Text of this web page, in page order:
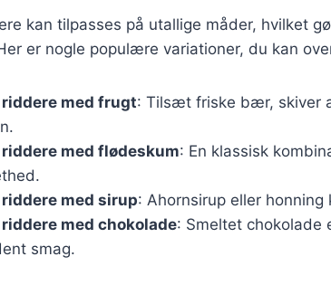
kan tilpasses på utallige måder, hvilket
er nogle populære variationer, du kan
med frugt: Tilsæt friske bær, skiver
med flødeskum: En klassisk
med sirup: Ahornsirup eller
med chokolade: Smeltet chokolade
smag.